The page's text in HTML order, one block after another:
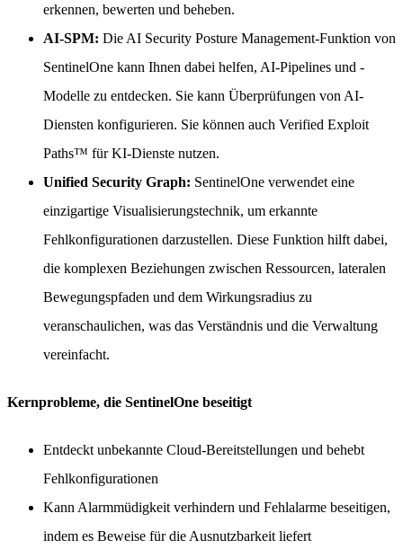
erkennen, bewerten und beheben.
AI-SPM: Die AI Security Posture Management-Funktion von
SentinelOne kann Ihnen dabei helfen, AI-Pipelines und -
Modelle zu entdecken. Sie kann Überprüfungen von AI-
Diensten konfigurieren. Sie können auch Verified Exploit
Paths™ für KI-Dienste nutzen.
Unified Security Graph: SentinelOne verwendet eine
einzigartige Visualisierungstechnik, um erkannte
Fehlkonfigurationen darzustellen. Diese Funktion hilft dabei,
die komplexen Beziehungen zwischen Ressourcen, lateralen
Bewegungspfaden und dem Wirkungsradius zu
veranschaulichen, was das Verständnis und die Verwaltung
vereinfacht.
Kernprobleme, die SentinelOne beseitigt
Entdeckt unbekannte Cloud-Bereitstellungen und behebt
Fehlkonfigurationen
Kann Alarmmüdigkeit verhindern und Fehlalarme beseitigen,
indem es Beweise für die Ausnutzbarkeit liefert